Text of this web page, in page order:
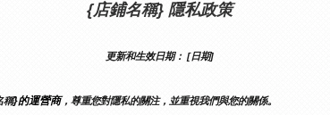
{店鋪名稱} 隱私政策
更新和生效日期： [日期]
稱}的運營商，尊重您對隱私的關注，並重視我們與您的關係。